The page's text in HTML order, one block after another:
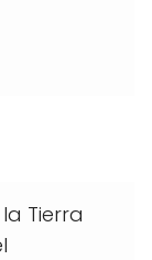
Tierra